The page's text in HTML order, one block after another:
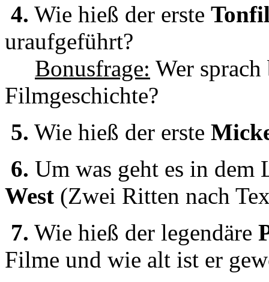
4. Wie hieß der erste
uraufgeführt?
Bonusfrage: Wer sprach
Filmgeschichte?
5. Wie hieß der erste
6. Um was geht es in
West (Zwei Ritten nach
7. Wie hieß der legendäre
Filme und wie alt ist er